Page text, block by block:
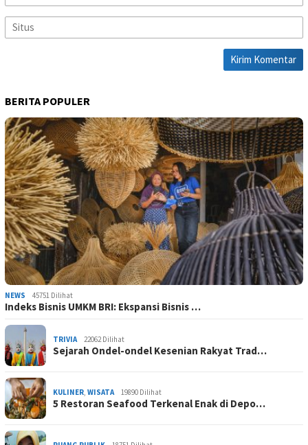
BERITA POPULER
NEWS 45751 Dilihat
Indeks Bisnis UMKM BRI: Ekspansi Bisnis …
TRIVIA 22062 Dilihat
Sejarah Ondel-ondel Kesenian Rakyat Trad…
KULINER, WISATA 19890 Dilihat
5 Restoran Seafood Terkenal Enak di Depo…